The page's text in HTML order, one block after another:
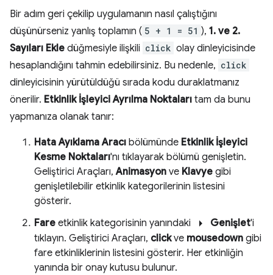
Bir adım geri çekilip uygulamanın nasıl çalıştığını
düşünürseniz yanlış toplamın ( 5 + 1 = 51 ), 1. ve 2.
Sayıları Ekle düğmesiyle ilişkili click olay dinleyicisinde
hesaplandığını tahmin edebilirsiniz. Bu nedenle, click
dinleyicisinin yürütüldüğü sırada kodu duraklatmanız
önerilir. Etkinlik İşleyici Ayrılma Noktaları tam da bunu
yapmanıza olanak tanır:
Hata Ayıklama Aracı bölümünde Etkinlik İşleyici
Kesme Noktaları'nı tıklayarak bölümü genişletin.
Geliştirici Araçları,Animasyon ve Klavye gibi
genişletilebilir etkinlik kategorilerinin listesini
gösterir.
Fare etkinlik kategorisinin yanındaki arrow_right Genişlet'i
tıklayın. Geliştirici Araçları, clickve mousedown gibi
fare etkinliklerinin listesini gösterir. Her etkinliğin
yanında bir onay kutusu bulunur.